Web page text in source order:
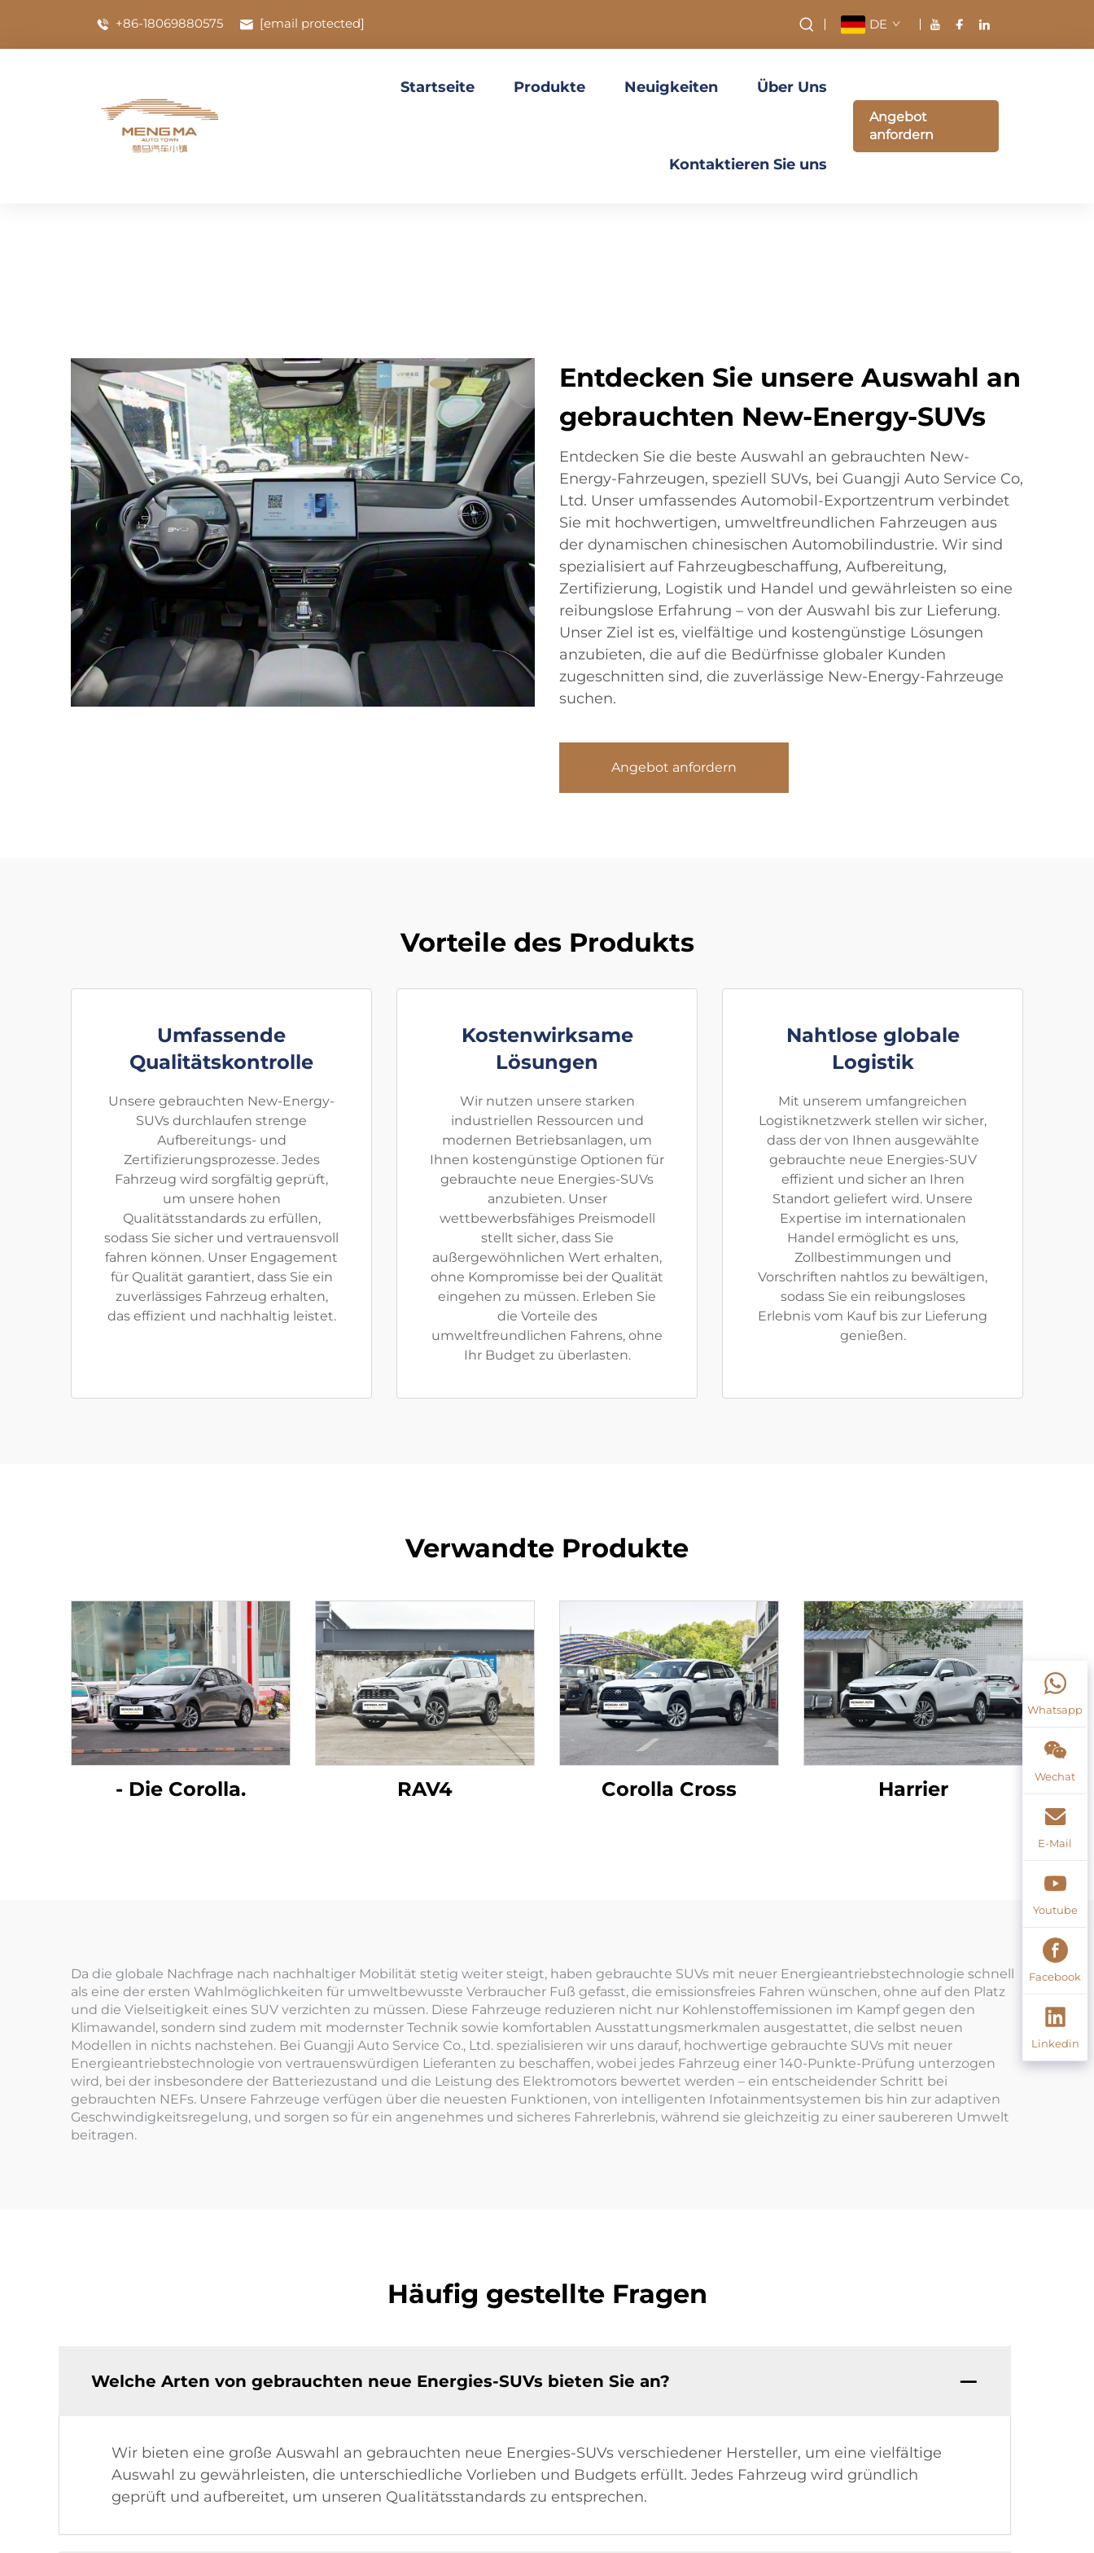
+86-18069880575 [email protected] DE
Startseite Produkte Neuigkeiten Über Uns
Kontaktieren Sie uns
Angebot
anfordern
Entdecken Sie unsere Auswahl an
gebrauchten New-Energy-SUVs
Entdecken Sie die beste Auswahl an gebrauchten New-
Energy-Fahrzeugen, speziell SUVs, bei Guangji Auto Service Co,
Ltd. Unser umfassendes Automobil-Exportzentrum verbindet
Sie mit hochwertigen, umweltfreundlichen Fahrzeugen aus
der dynamischen chinesischen Automobilindustrie. Wir sind
spezialisiert auf Fahrzeugbeschaffung, Aufbereitung,
Zertifizierung, Logistik und Handel und gewährleisten so eine
reibungslose Erfahrung – von der Auswahl bis zur Lieferung.
Unser Ziel ist es, vielfältige und kostengünstige Lösungen
anzubieten, die auf die Bedürfnisse globaler Kunden
zugeschnitten sind, die zuverlässige New-Energy-Fahrzeuge
suchen.
Angebot anfordern
Vorteile des Produkts
Umfassende
Qualitätskontrolle
Unsere gebrauchten New-Energy-
SUVs durchlaufen strenge
Aufbereitungs- und
Zertifizierungsprozesse. Jedes
Fahrzeug wird sorgfältig geprüft,
um unsere hohen
Qualitätsstandards zu erfüllen,
sodass Sie sicher und vertrauensvoll
fahren können. Unser Engagement
für Qualität garantiert, dass Sie ein
zuverlässiges Fahrzeug erhalten,
das effizient und nachhaltig leistet.
Kostenwirksame
Lösungen
Wir nutzen unsere starken
industriellen Ressourcen und
modernen Betriebsanlagen, um
Ihnen kostengünstige Optionen für
gebrauchte neue Energies-SUVs
anzubieten. Unser
wettbewerbsfähiges Preismodell
stellt sicher, dass Sie
außergewöhnlichen Wert erhalten,
ohne Kompromisse bei der Qualität
eingehen zu müssen. Erleben Sie
die Vorteile des
umweltfreundlichen Fahrens, ohne
Ihr Budget zu überlasten.
Nahtlose globale
Logistik
Mit unserem umfangreichen
Logistiknetzwerk stellen wir sicher,
dass der von Ihnen ausgewählte
gebrauchte neue Energies-SUV
effizient und sicher an Ihren
Standort geliefert wird. Unsere
Expertise im internationalen
Handel ermöglicht es uns,
Zollbestimmungen und
Vorschriften nahtlos zu bewältigen,
sodass Sie ein reibungsloses
Erlebnis vom Kauf bis zur Lieferung
genießen.
Verwandte Produkte
- Die Corolla. RAV4 Corolla Cross Harrier
Da die globale Nachfrage nach nachhaltiger Mobilität stetig weiter steigt, haben gebrauchte SUVs mit neuer Energieantriebstechnologie schnell
als eine der ersten Wahlmöglichkeiten für umweltbewusste Verbraucher Fuß gefasst, die emissionsfreies Fahren wünschen, ohne auf den Platz
und die Vielseitigkeit eines SUV verzichten zu müssen. Diese Fahrzeuge reduzieren nicht nur Kohlenstoffemissionen im Kampf gegen den
Klimawandel, sondern sind zudem mit modernster Technik sowie komfortablen Ausstattungsmerkmalen ausgestattet, die selbst neuen
Modellen in nichts nachstehen. Bei Guangji Auto Service Co., Ltd. spezialisieren wir uns darauf, hochwertige gebrauchte SUVs mit neuer
Energieantriebstechnologie von vertrauenswürdigen Lieferanten zu beschaffen, wobei jedes Fahrzeug einer 140-Punkte-Prüfung unterzogen
wird, bei der insbesondere der Batteriezustand und die Leistung des Elektromotors bewertet werden – ein entscheidender Schritt bei
gebrauchten NEFs. Unsere Fahrzeuge verfügen über die neuesten Funktionen, von intelligenten Infotainmentsystemen bis hin zur adaptiven
Geschwindigkeitsregelung, und sorgen so für ein angenehmes und sicheres Fahrerlebnis, während sie gleichzeitig zu einer saubereren Umwelt
beitragen.
Häufig gestellte Fragen
Welche Arten von gebrauchten neue Energies-SUVs bieten Sie an?
Wir bieten eine große Auswahl an gebrauchten neue Energies-SUVs verschiedener Hersteller, um eine vielfältige
Auswahl zu gewährleisten, die unterschiedliche Vorlieben und Budgets erfüllt. Jedes Fahrzeug wird gründlich
geprüft und aufbereitet, um unseren Qualitätsstandards zu entsprechen.
Whatsapp
Wechat
E-Mail
Youtube
Facebook
Linkedin